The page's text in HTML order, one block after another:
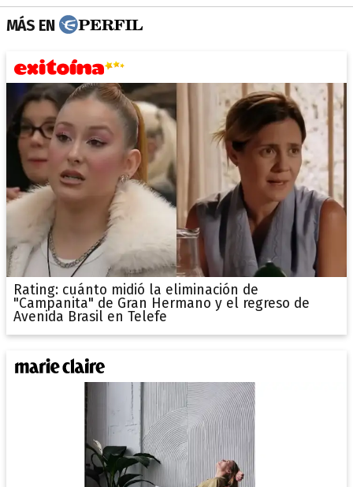
MÁS EN
Rating: cuánto midió la eliminación de
"Campanita" de Gran Hermano y el regreso de
Avenida Brasil en Telefe